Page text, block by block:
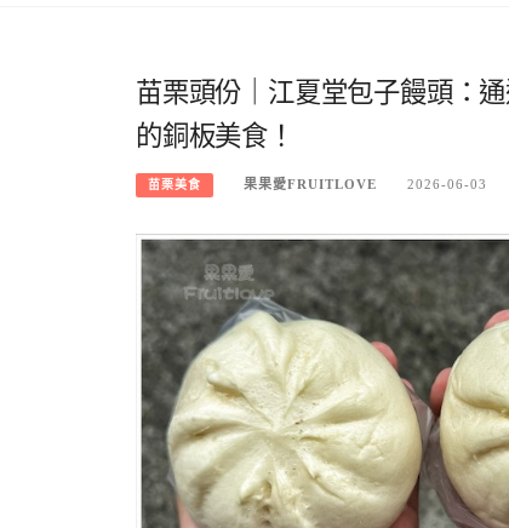
苗栗頭份｜江夏堂包子饅頭：
的銅板美食！
苗栗美食 果果愛FRUITLOVE 2026-06-03